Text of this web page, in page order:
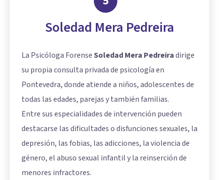
Soledad Mera Pedreira
La Psicóloga ForenseSoledad Mera Pedreiradirige
su propia consulta privada de psicología en
Pontevedra, donde atiende a niños, adolescentes de
todas las edades, parejas y también familias.
Entre sus especialidades de intervención pueden
destacarse las dificultades o disfunciones sexuales, la
depresión, las fobias, las adicciones, la violencia de
género, el abuso sexual infantil y la reinserción de
menores infractores.